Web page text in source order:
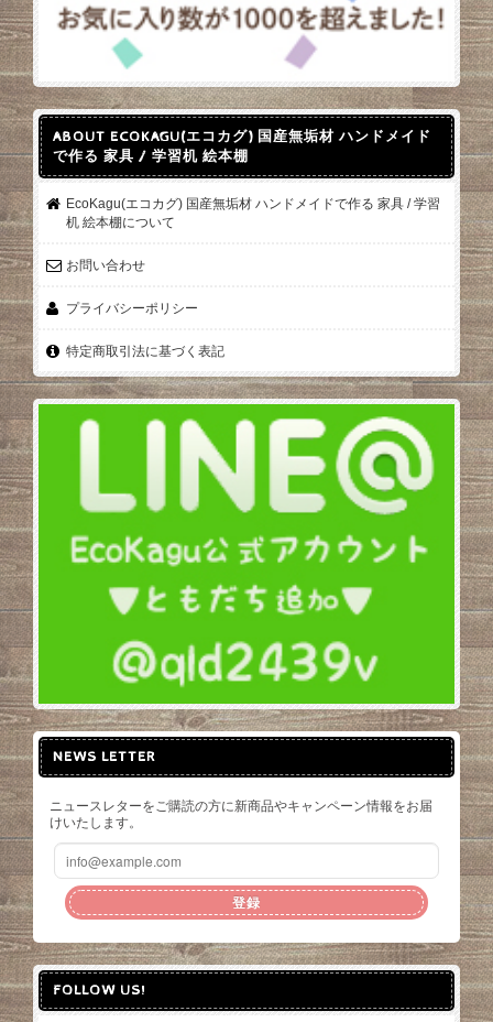
ABOUT ECOKAGU(エコカグ) 国産無垢材 ハンドメイド
で作る 家具 / 学習机 絵本棚
EcoKagu(エコカグ) 国産無垢材 ハンドメイドで作る 家具 / 学習
机 絵本棚について
お問い合わせ
プライバシーポリシー
特定商取引法に基づく表記
NEWS LETTER
ニュースレターをご購読の方に新商品やキャンペーン情報をお届
けいたします。
登録
FOLLOW US!